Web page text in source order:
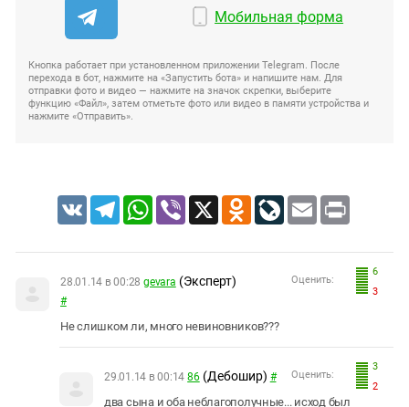
Мобильная форма
Кнопка работает при установленном приложении Telegram. После
перехода в бот, нажмите на «Запустить бота» и напишите нам. Для
отправки фото и видео — нажмите на значок скрепки, выберите
функцию «Файл», затем отметьте фото или видео в памяти устройства и
нажмите «Отправить».
VK TelegramWhatsApp
Viber X Odnoklassniki
LiveJournal
Email Print
6
3
Оценить:
28.01.14 в 00:28 gevara (Эксперт)
#
Не слишком ли, много невиновников???
3
2
Оценить:
29.01.14 в 00:14 86 (Дебошир) #
два сына и оба неблагополучные... исход был